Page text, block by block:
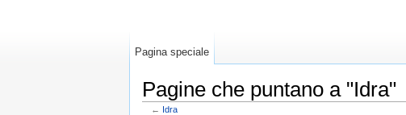
Pagine che puntano a "Idra"
← Idra
Pagina speciale